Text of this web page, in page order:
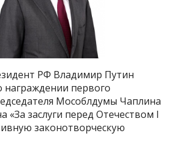
РФ Владимир Путин
награждении первого
Мособлдумы Чаплина
«За заслуги перед Отечеством I
законотворческую